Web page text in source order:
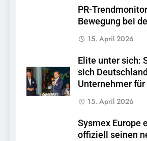
PR-
Bewegung bei
15. April 2026
Elite unter sich:
sich
Unternehmer
15. April 2026
Sysmex Europe
offiziell seinen